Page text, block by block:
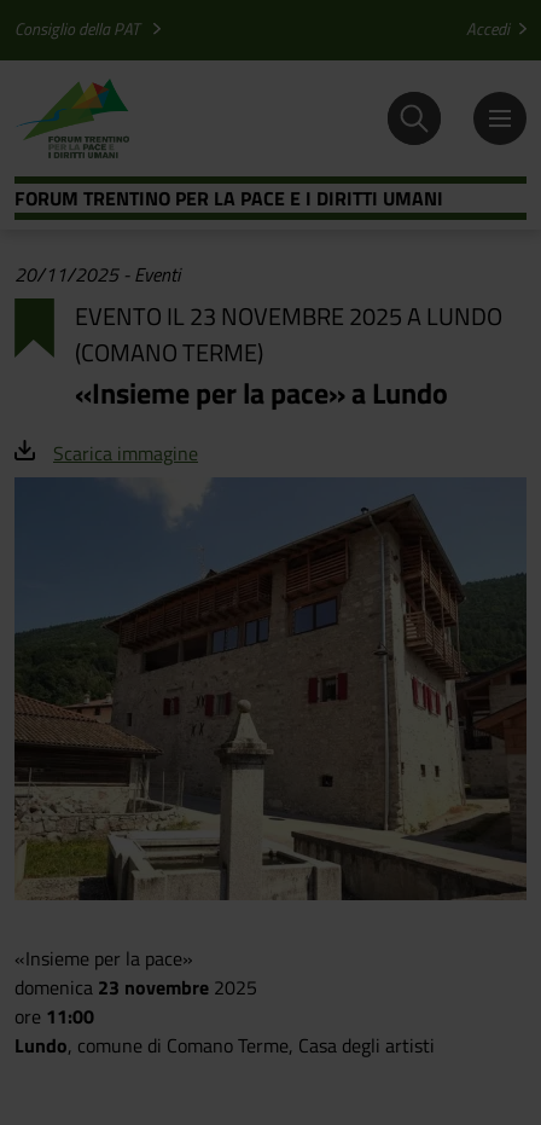
Consiglio della PAT Accedi
FORUM TRENTINO PER LA PACE E I DIRITTI UMANI
20/11/2025 - Eventi
EVENTO IL 23 NOVEMBRE 2025 A LUNDO
(COMANO TERME)
«Insieme per la pace» a Lundo
Scarica immagine
«Insieme per la pace»
domenica 23 novembre 2025
ore 11:00
Lundo, comune di Comano Terme, Casa degli artisti